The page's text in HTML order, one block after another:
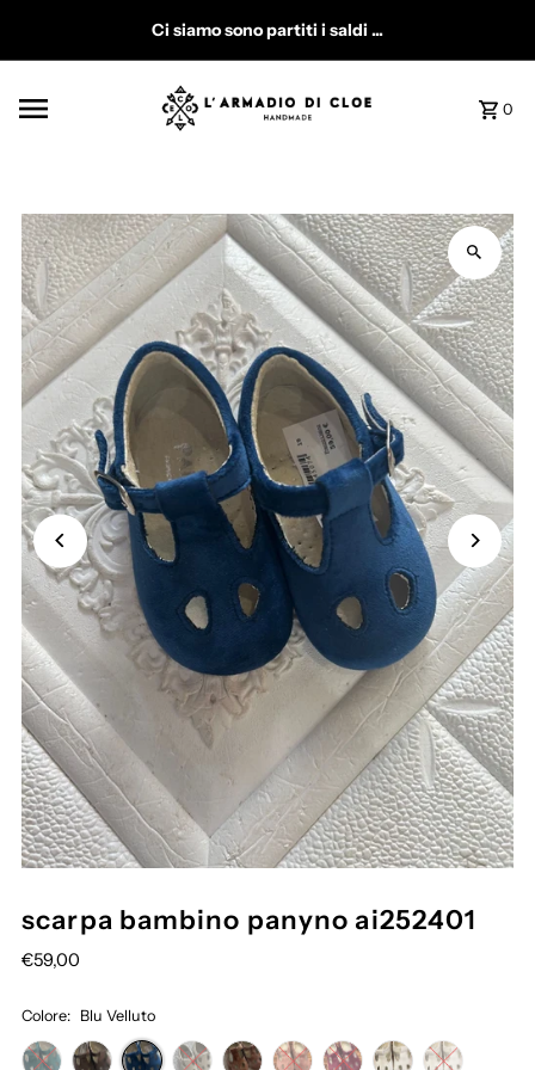
Vai direttamente ai contenutiCi siamo sono partiti i saldi ...
0
scarpa bambino panyno ai252401
€59,00
Colore: Blu Velluto